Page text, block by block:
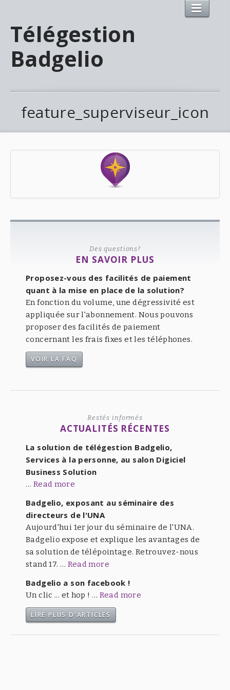
Télégestion
Badgelio
feature_superviseur_icon
Des questions?
EN SAVOIR PLUS
Proposez-vous des facilités de paiement
quant à la mise en place de la solution?
En fonction du volume, une dégressivité est
appliquée sur l'abonnement. Nous pouvons
proposer des facilités de paiement
concernant les frais fixes et les téléphones.
VOIR LA FAQ
Restés informés
ACTUALITÉS RÉCENTES
La solution de télégestion Badgelio,
Services à la personne, au salon Digiciel
Business Solution
… Read more
Badgelio, exposant au séminaire des
directeurs de l'UNA
Aujourd'hui 1er jour du séminaire de l'UNA.
Badgelio expose et explique les avantages de
sa solution de télépointage. Retrouvez-nous
stand 17. … Read more
Badgelio a son facebook !
Un clic ... et hop ! … Read more
LIRE PLUS D'ARTICLES